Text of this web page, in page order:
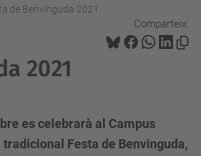
de Benvinguda 2021
Comparteix:
2021
es celebrarà al Campus
tradicional Festa de Benvinguda,